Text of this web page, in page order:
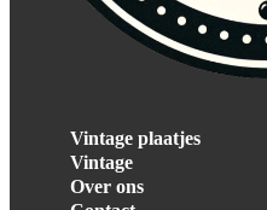
Vintage plaatjes
Vintage
Over ons